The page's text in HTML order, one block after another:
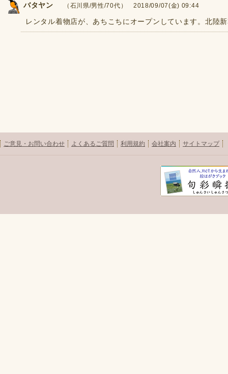
バタヤン （石川県/男性/70代） 2018/09/07(金) 09:44
レンタル着物店が、あちこちにオープンしています。北陸
ご意見・お問い合わせ よくあるご質問 利用規約 会社案内 サイトマップ